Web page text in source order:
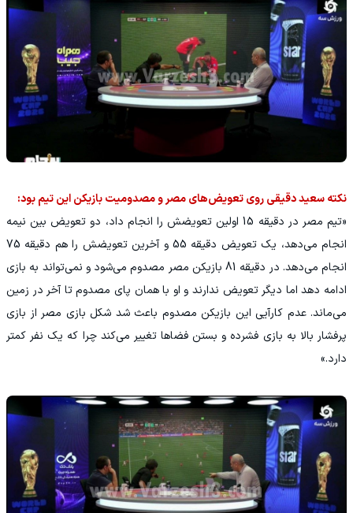
نکته سعید دقیقی روی تعویض‌های مصر و مصدومیت بازیکن این تیم بود:
«تیم مصر در دقیقه 15 اولین تعویضش را انجام داد، دو تعویض بین نیمه
انجام می‌دهد، یک تعویض دقیقه 55 و آخرین تعویضش را هم دقیقه 75
انجام می‌دهد. در دقیقه 81 بازیکن مصر مصدوم می‌شود و نمی‌تواند به بازی
ادامه دهد اما دیگر تعویض ندارند و او با همان پای مصدوم تا آخر در زمین
می‌ماند. عدم کارآیی این بازیکن مصدوم باعث شد شکل بازی مصر از بازی
پرفشار بالا به بازی فشرده و بستن فضاها تغییر می‌کند چرا که یک نفر کمتر
دارد.»